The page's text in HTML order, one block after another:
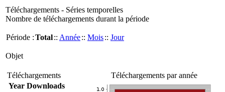
Téléchargements - Séries temporelles
Nombre de téléchargements durant la période
Période :Total:: Année:: Mois:: Jour
Objet
Téléchargements
Year Downloads
Téléchargements par année